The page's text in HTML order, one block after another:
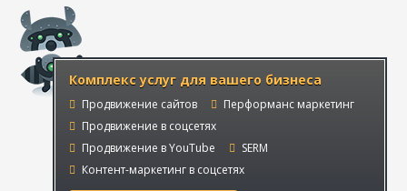
Комплекс услуг для вашего бизнеса
Продвижение сайтов
Перформанс маркетинг
Продвижение в соцсетях
Продвижение в YouTube
SERM
Контент-маркетинг в соцсетях